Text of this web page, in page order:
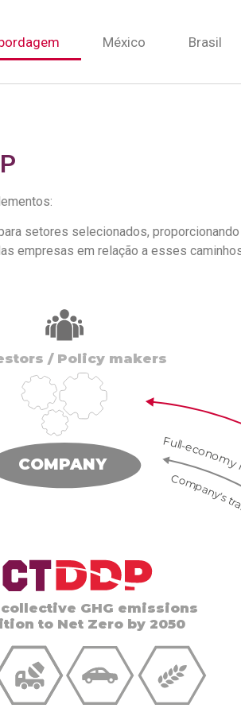
México Brasil
setores selecionados,
empresas em relação a esses
/ Policy makers
GHG emissions
to Net Zero by 2050
COMPANY Full-